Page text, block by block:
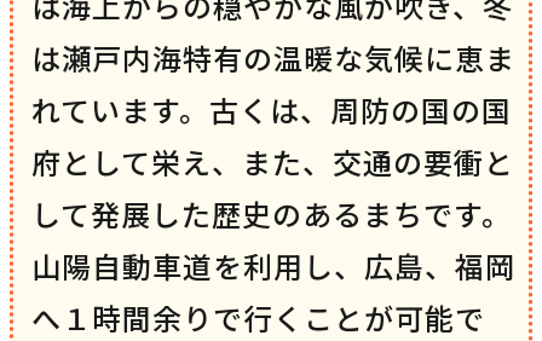
は瀬戸内海特有の温暖な気候に恵ま
れています。古くは、周防の国の国
府として栄え、また、交通の要衝と
して発展した歴史のあるまちです。
山陽自動車道を利用し、広島、福岡
へ１時間余りで行くことが可能で